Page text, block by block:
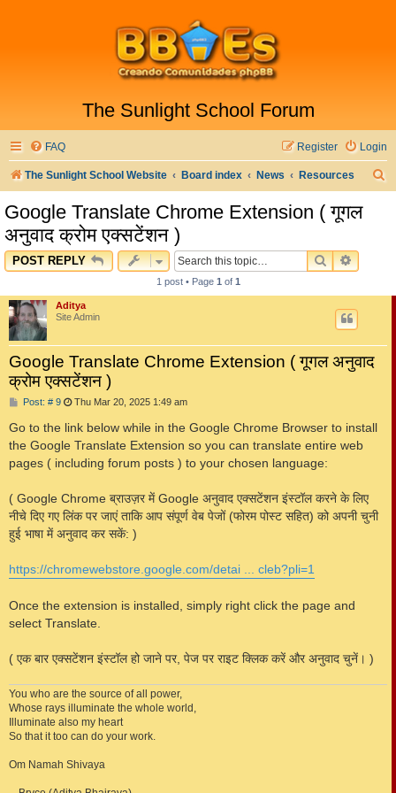
The Sunlight School Forum
FAQ Login
Register
The Sunlight School Website Board index News Resources
Google Translate Chrome Extension ( गूगल
अनुवाद क्रोम एक्सटेंशन )
POST REPLY SEARCH
1 post • Page 1 of 1
Aditya
Site Admin
Google Translate Chrome Extension ( गूगल अनुवाद
क्रोम एक्सटेंशन )
Post: # 9P
t
Thu Mar 20, 2025 1:49 am
Go to the link below while in the Google Chrome Browser to install
the Google Translate Extension so you can translate entire web
pages ( including forum posts ) to your chosen language:
( Google Chrome ब्राउज़र में Google अनुवाद एक्सटेंशन इंस्टॉल करने के लिए
नीचे दिए गए लिंक पर जाएं ताकि आप संपूर्ण वेब पेजों (फोरम पोस्ट सहित) को अपनी चुनी
हुई भाषा में अनुवाद कर सकें: )
https://chromewebstore.google.com/detai ... cleb?pli=1
Once the extension is installed, simply right click the page and
select Translate.
( एक बार एक्सटेंशन इंस्टॉल हो जाने पर, पेज पर राइट क्लिक करें और अनुवाद चुनें। )
You who are the source of all power,
Whose rays illuminate the whole world,
Illuminate also my heart
So that it too can do your work.
Om Namah Shivaya